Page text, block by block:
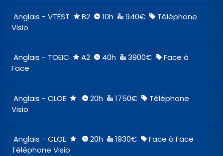
Anglais - VTEST B2 10h 940€
Téléphone
Visio
Anglais - TOEIC A2 40h 3900€
Face à
Face
Anglais - CLOE 20h 1750€
Téléphone
Visio
Anglais - CLOE 20h 1930€
Face à Face
Téléphone Visio